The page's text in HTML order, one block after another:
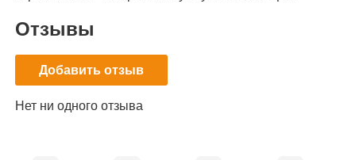
Отзывы
Добавить отзыв
Нет ни одного отзыва